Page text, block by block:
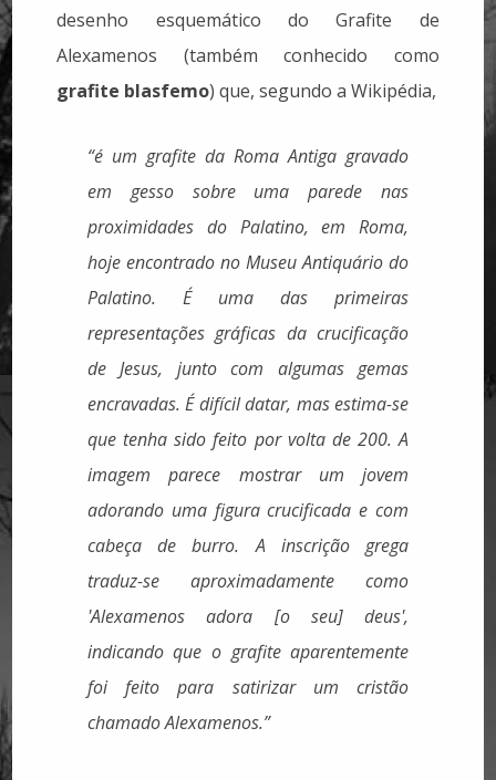
desenho esquemático do Grafite de
Alexamenos (também conhecido como
grafite blasfemo) que, segundo a Wikipédia,
“é um grafite da Roma Antiga gravado
em gesso sobre uma parede nas
proximidades do Palatino, em Roma,
hoje encontrado no Museu Antiquário do
Palatino. É uma das primeiras
representações gráficas da crucificação
de Jesus, junto com algumas gemas
encravadas. É difícil datar, mas estima-se
que tenha sido feito por volta de 200. A
imagem parece mostrar um jovem
adorando uma figura crucificada e com
cabeça de burro. A inscrição grega
traduz-se aproximadamente como
'Alexamenos adora [o seu] deus',
indicando que o grafite aparentemente
foi feito para satirizar um cristão
chamado Alexamenos.”